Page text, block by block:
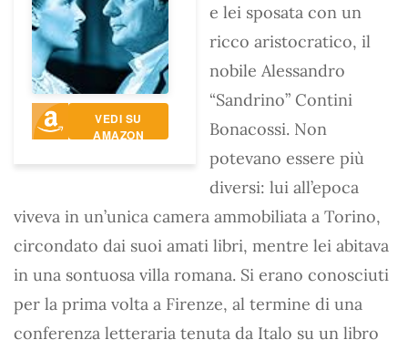
VEDI SU
AMAZON
e lei sposata con un
ricco aristocratico, il
nobile Alessandro
“Sandrino” Contini
Bonacossi. Non
potevano essere più
diversi: lui all’epoca
viveva in un’unica camera ammobiliata a Torino,
circondato dai suoi amati libri, mentre lei abitava
in una sontuosa villa romana. Si erano conosciuti
per la prima volta a Firenze, al termine di una
conferenza letteraria tenuta da Italo su un libro